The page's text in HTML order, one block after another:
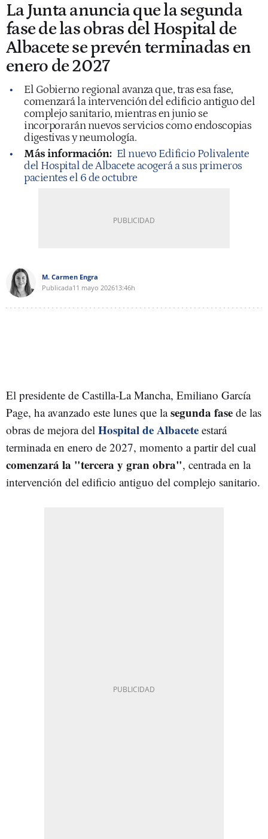
La Junta anuncia que la segunda
fase de las obras del Hospital de
Albacete se prevén terminadas en
enero de 2027
El Gobierno regional avanza que, tras esa fase,
comenzará la intervención del edificio antiguo del
complejo sanitario, mientras en junio se
incorporarán nuevos servicios como endoscopias
digestivas y neumología.
Más información: El nuevo Edificio Polivalente
del Hospital de Albacete acogerá a sus primeros
pacientes el 6 de octubre
M. Carmen Engra
Publicada11 mayo 202613:46h
El presidente de Castilla-La Mancha, Emiliano García
Page, ha avanzado este lunes que lasegunda fase de las
obras de mejora del Hospital de Albacete estará
terminada en enero de 2027, momento a partir del cual
comenzará la "tercera y gran obra", centrada en la
intervención del edificio antiguo del complejo sanitario.